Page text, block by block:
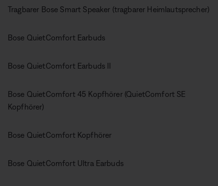
Tragbarer Bose Smart Speaker (tragbarer Heimlautsprecher)
Bose QuietComfort Earbuds
Bose QuietComfort Earbuds II
Bose QuietComfort 45 Kopfhörer (QuietComfort SE
Kopfhörer)
Bose QuietComfort Kopfhörer
Bose QuietComfort Ultra Earbuds